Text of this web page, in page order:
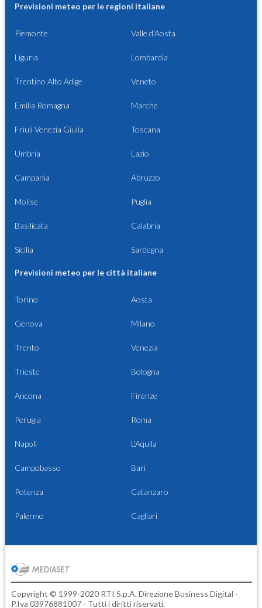
Previsioni meteo per le regioni italiane
Piemonte Valle d'Aosta
Liguria Lombardia
Trentino Alto Adige Veneto
Emilia Romagna Marche
Friuli Venezia Giulia Toscana
Umbria Lazio
Campania Abruzzo
Molise Puglia
Basilicata Calabria
Sicilia Sardegna
Previsioni meteo per le città italiane
Torino Aosta
Genova Milano
Trento Venezia
Trieste Bologna
Ancona Firenze
Perugia Roma
Napoli L'Aquila
Campobasso Bari
Potenza Catanzaro
Palermo Cagliari
Copyright © 1999-2020 RTI S.p.A. Direzione Business Digital -
P.Iva 03976881007 - Tutti i diritti riservati.